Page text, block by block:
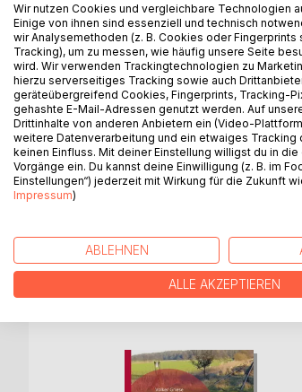
BESCHREIBUNG
Es ist die erste europaweite
fordert über Monate
Veranstaltungen werden
gesperrt bis hin zu
machen sich breit. Und die
könnten heute noch so geführt
innerhalb Deutschlands eröffnet
AUTOR/IN
WEITERE
Wir nutzen Cookies und vergleichbare Technologien
Einige von ihnen sind essenziell und technisch
wir Analysemethoden (z. B. Cookies oder
Tracking), um zu messen, wie häufig unsere Seite
wird. Wir verwenden Trackingtechnologien zu
hierzu serverseitiges Tracking sowie auch
geräteübergreifend Cookies, Fingerprints, Tracking-
gehashte E-Mail-Adressen genutzt werden. Auf
Drittinhalte von anderen Anbietern ein (Video-
weitere Datenverarbeitung und ein etwaiges Tracking
keinen Einfluss. Mit deiner Einstellung willigst du in
Vorgänge ein. Du kannst deine Einwilligung (z. B. im
Einstellungen“) jederzeit mit Wirkung für die Zukunft
Impressum)
ABLEHNEN
ALLE AKZEPTIEREN